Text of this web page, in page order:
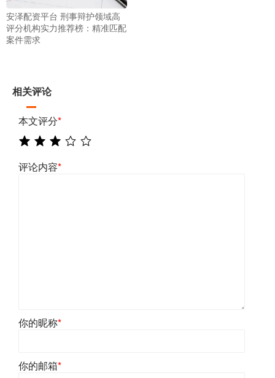
安泽配资平台 刑事辩护领域高
评分机构实力推荐榜：精准匹配
案件需求
相关评论
本文评分*
评论内容*
你的昵称*
你的邮箱*